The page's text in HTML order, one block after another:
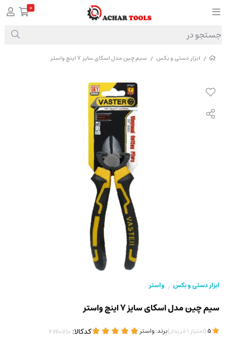
/ ابزار دستی و بکس / سیم چین مدل اسکای سایز 7 اینچ واستر
ابزار دستی و بکس / واستر
سیم چین مدل اسکای سایز 7 اینچ واستر
(امتیاز 1خریدار)برند:واستر کدکالا:
0